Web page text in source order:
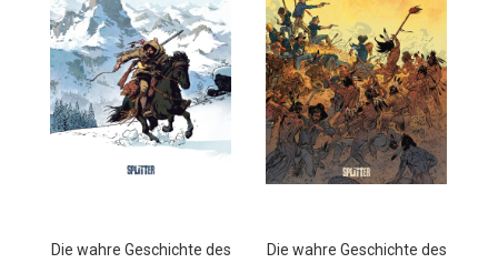
Die wahre Geschichte des
Die wahre Geschichte des